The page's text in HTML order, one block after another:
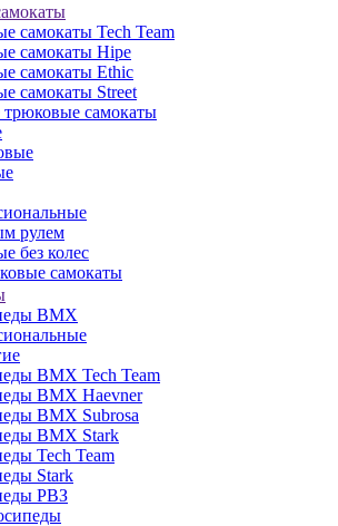
самокаты Tech Team
самокаты Hipe
самокаты Ethic
самокаты Street
трюковые самокаты
рулем
без колес
самокаты
BMX
BMX Tech Team
BMX Haevner
BMX Subrosa
BMX Stark
Tech Team
Stark
РВЗ